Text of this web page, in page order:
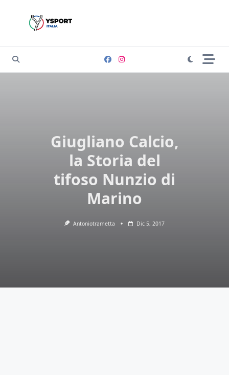
Giugliano Calcio,
la Storia del
tifoso Nunzio di
Marino
Antoniotrametta Dic 5, 2017